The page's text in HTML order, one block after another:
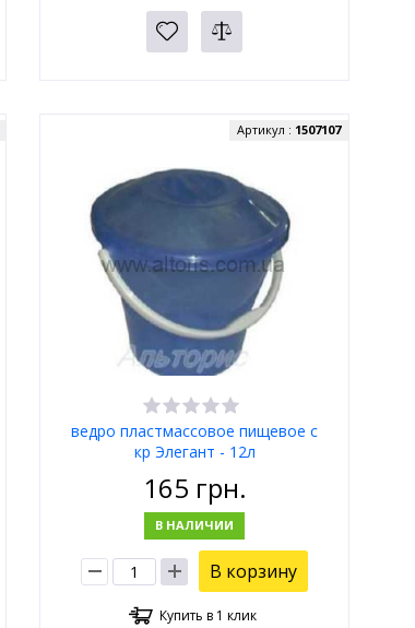
ведро пластмассовое пищевое с
кр Элегант - 12л
Артикул : 1507107
165 грн.
В НАЛИЧИИ
В корзину
Купить в 1 клик